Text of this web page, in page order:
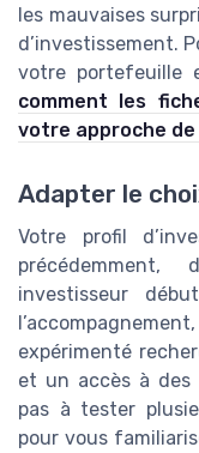
les mauvaises
d’investissement.
votre portefeuille
comment les
votre approche
Adapter le
Votre profil
investisseur
expérimenté
et un accès à des
pas à tester
pour vous